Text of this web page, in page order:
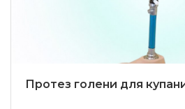
Протез голени для